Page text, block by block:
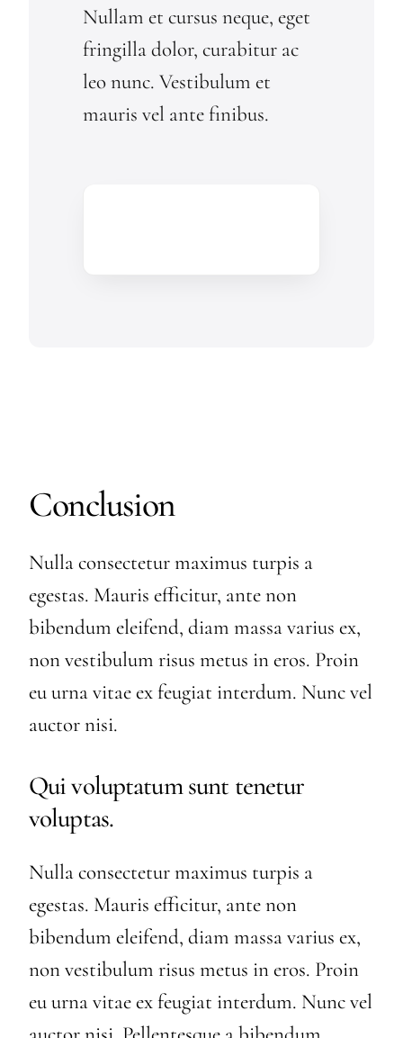
Nullam et cursus neque, eget
fringilla dolor, curabitur ac
leo nunc. Vestibulum et
mauris vel ante finibus.
Conclusion
Nulla consectetur maximus turpis a
egestas. Mauris efficitur, ante non
bibendum eleifend, diam massa varius ex,
non vestibulum risus metus in eros. Proin
eu urna vitae ex feugiat interdum. Nunc vel
auctor nisi.
Qui voluptatum sunt tenetur
voluptas.
Nulla consectetur maximus turpis a
egestas. Mauris efficitur, ante non
bibendum eleifend, diam massa varius ex,
non vestibulum risus metus in eros. Proin
eu urna vitae ex feugiat interdum. Nunc vel